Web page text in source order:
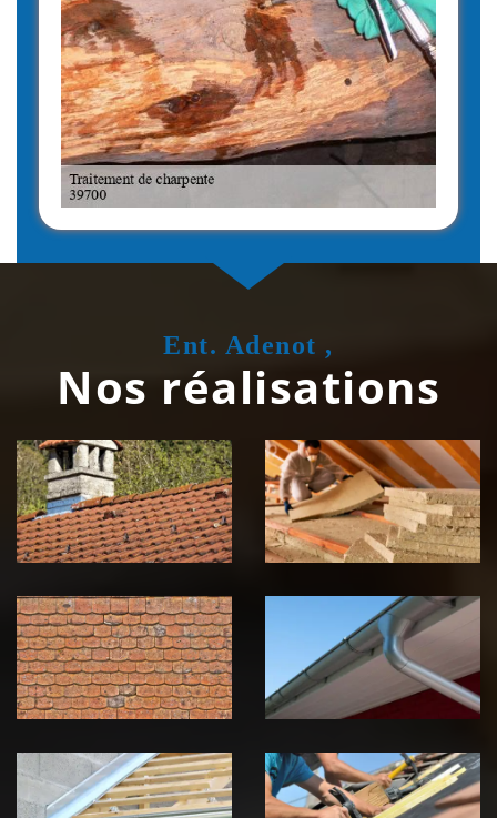
Ent. Adenot ,
Nos réalisations
Couvreur
zingueur 39
Jura
Isolation de
toiture 39
Jura
démoussage de
toiture 39
Jura
pose de
gouttière 39
Jura
Pose de
Chéneau 39
Réparation de
toiture 39